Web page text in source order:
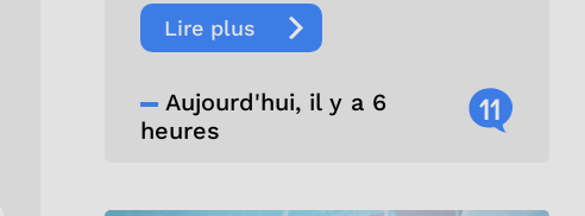
Lire plus
Aujourd'hui, il y a 6
heures
11